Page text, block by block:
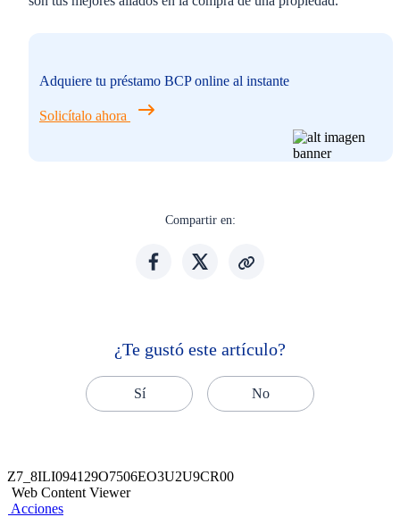
Adquiere tu préstamo BCP online al instante
Solicítalo ahora
Compartir en:
¿Te gustó este artículo?
Sí No
Z7_8ILI094129O7506EO3U2U9CR00
Web Content Viewer
Acciones